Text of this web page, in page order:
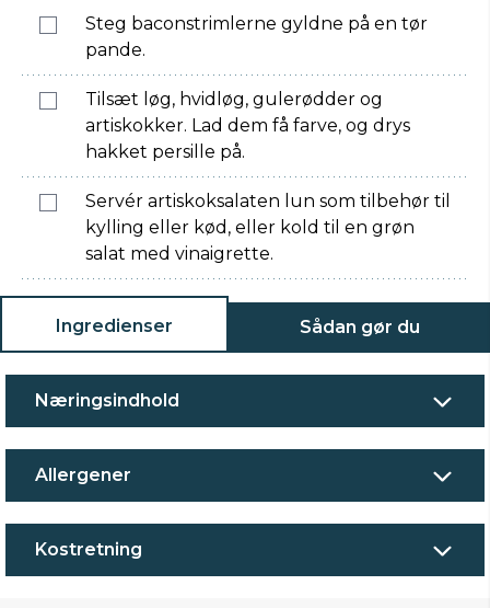
Steg baconstrimlerne gyldne på en tør
pande.
Tilsæt løg, hvidløg, gulerødder og
artiskokker. Lad dem få farve, og drys
hakket persille på.
Servér artiskoksalaten lun som tilbehør til
kylling eller kød, eller kold til en grøn
salat med vinaigrette.
Ingredienser Sådan gør du
Næringsindhold
Allergener
Kostretning